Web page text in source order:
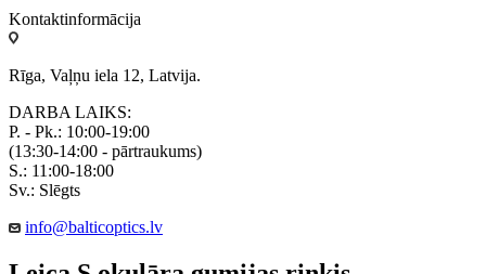
Kontaktinformācija
Rīga, Vaļņu iela 12, Latvija.
DARBA LAIKS:
P. - Pk.: 10:00-19:00
(13:30-14:00 - pārtraukums)
S.: 11:00-18:00
Sv.: Slēgts
info@balticoptics.lv